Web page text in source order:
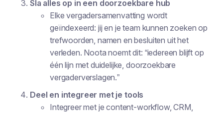
Sla alles op in een doorzoekbare hub
Elke vergadersamenvatting wordt
geïndexeerd: jij en je team kunnen zoeken op
trefwoorden, namen en besluiten uit het
verleden. Noota noemt dit: “iedereen blijft op
één lijn met duidelijke, doorzoekbare
vergaderverslagen.”
Deel en integreer met je tools
Integreer met je content-workflow, CRM,